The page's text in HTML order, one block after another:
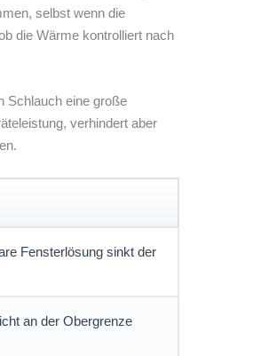
selbst wenn die
die Wärme kontrolliert nach
Schlauch eine große
verhindert aber
Fensterlösung sinkt der
an der Obergrenze